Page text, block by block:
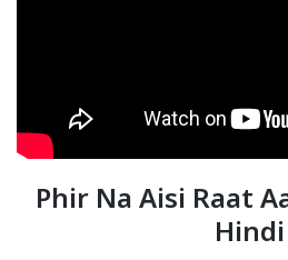
Phir Na Aisi Raat
Hindi